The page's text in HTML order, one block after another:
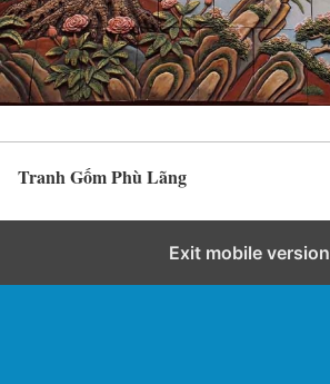
Tranh Gốm Phù Lãng
Exit mobile version